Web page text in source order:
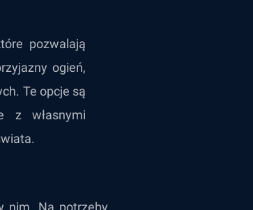
pozwalają
ogień,
Te opcje są
z własnymi
nim. Na potrzeby